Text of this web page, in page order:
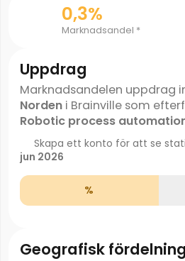
0,3%
Marknadsandel *
Uppdrag
Marknadsandelen uppdrag
Nordeni Brainville som
Robotic process
Skapa ett konto för att se
jun 2026
%
Geografisk fördelning